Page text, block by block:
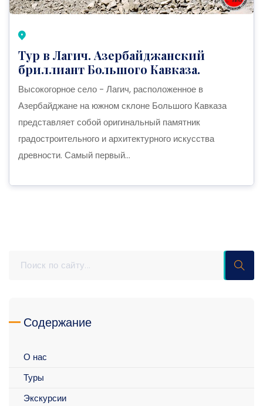
Тур в Лагич. Азербайджанский
бриллиант Большого Кавказа.
Высокогорное село - Лагич, расположенное в
Азербайджане на южном склоне Большого Кавказа
представляет собой оригинальный памятник
градостроительного и архитектурного искусства
древности. Самый первый...
Содержание
О нас
Туры
Экскурсии